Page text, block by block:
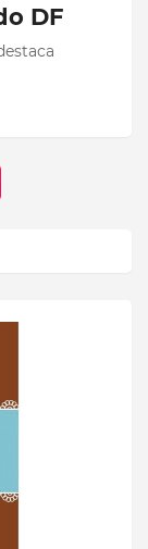
DF